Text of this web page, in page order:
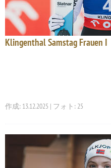
Klingenthal Samstag Frauen I
作成: 13.12.2025 | フォト: 25